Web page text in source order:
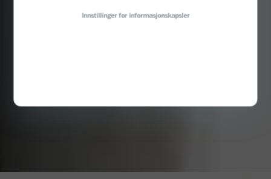
Innstillinger for informasjonskapsler